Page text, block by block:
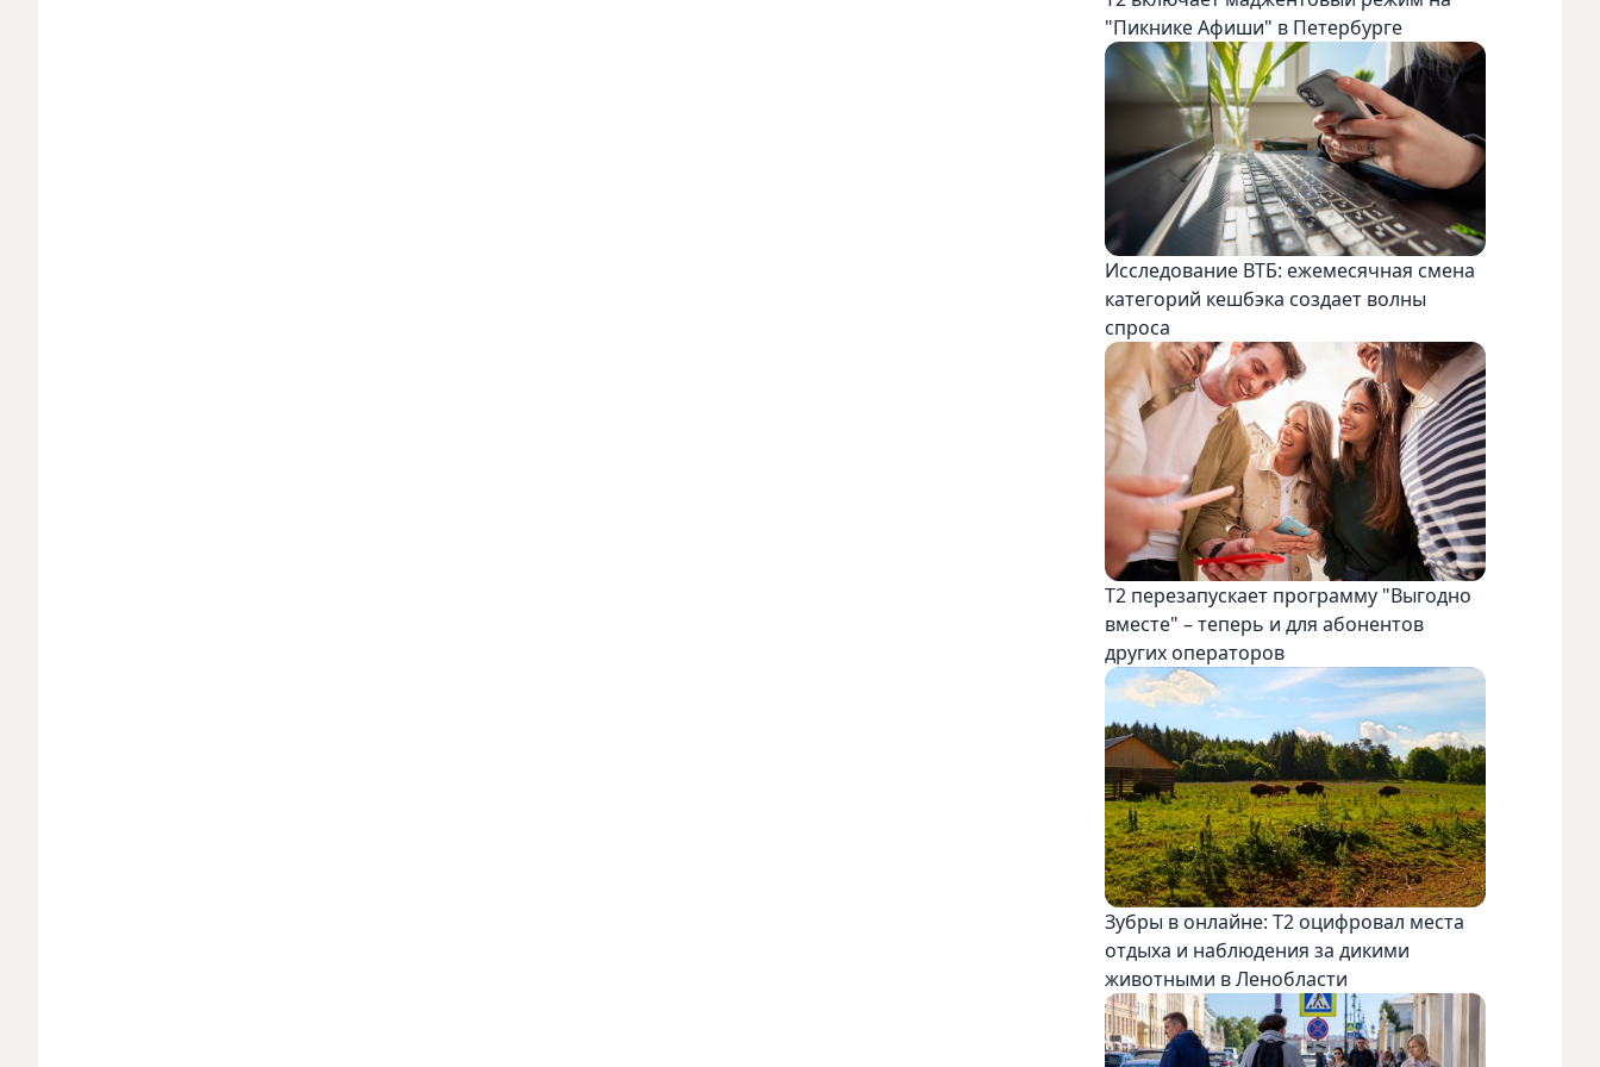
"Пикнике Афиши" в Петербурге
Исследование ВТБ: ежемесячная смена
категорий кешбэка создает волны
спроса
Т2 перезапускает программу "Выгодно
вместе" – теперь и для абонентов
других операторов
Зубры в онлайне: Т2 оцифровал места
отдыха и наблюдения за дикими
животными в Ленобласти